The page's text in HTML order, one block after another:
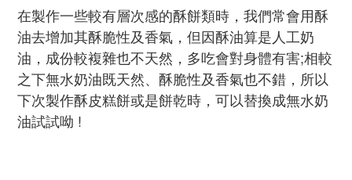
在製作一些較有層次感的酥餅類時，我們常會用酥
油去增加其酥脆性及香氣，但因酥油算是人工奶
油，成份較複雜也不天然，多吃會對身體有害;相較
之下無水奶油既天然、酥脆性及香氣也不錯，所以
下次製作酥皮糕餅或是餅乾時，可以替換成無水奶
油試試呦 !